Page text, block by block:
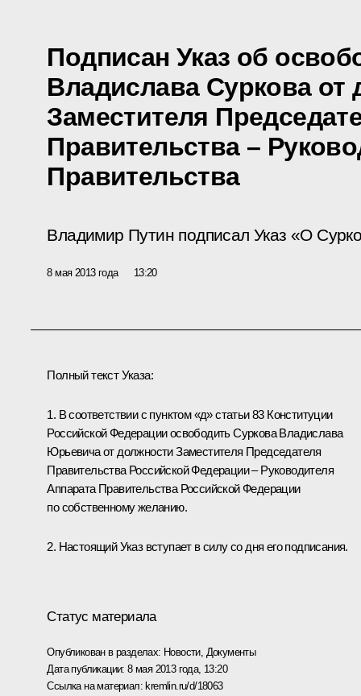
Подписан Указ об
Владислава Суркова от
Заместителя
Правительства –
Правительства
Владимир Путин подписал Указ «О
8 мая 2013 года 13:20
Полный текст Указа:
1. В соответствии с пунктом «д» статьи 83 Конституции
Российской Федерации освободитьСуркова Владислава
Юрьевичаот должности Заместителя Председателя
Правительства Российской Федерации – Руководителя
Аппарата Правительства Российской Федерации
по собственному желанию.
2. Настоящий Указ вступает в силу со дня его подписания.
Статус материала
Опубликован в разделах: Новости, Документы
Дата публикации:8 мая 2013 года, 13:20
Ссылка на материал: kremlin.ru/d/18063